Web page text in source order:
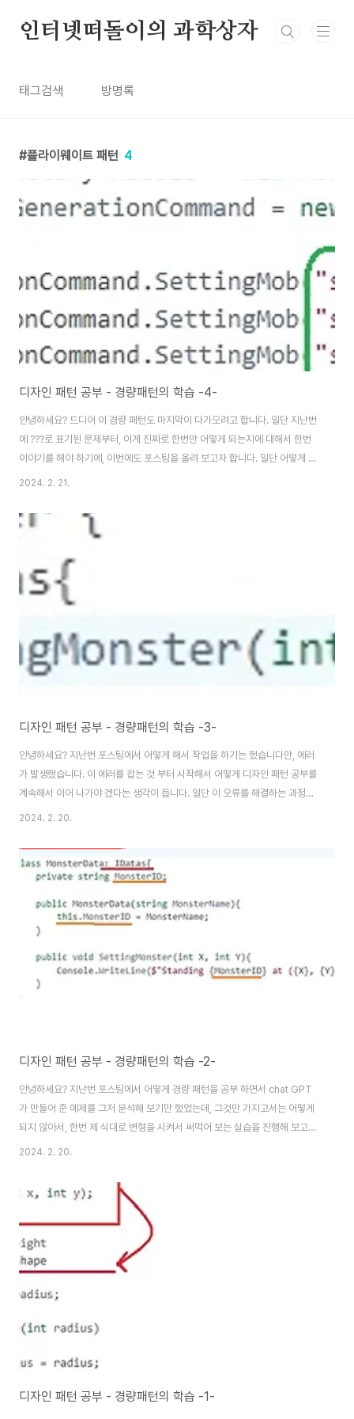
인터넷떠돌이의 과학상자
태그검색 방명록
플라이웨이트 패턴 4
디자인 패턴 공부 - 경량패턴의 학습 -4-
안녕하세요? 드디어 이 경량 패턴도 마지막이 다가오려고 합니다. 일단 지난번
에 ???로 표기된 문제부터, 이게 진짜로 한번만 어떻게 되는지에 대해서 한번
이야기를 해야 하기에, 이번에도 포스팅을 올려 보고자 합니다. 일단 어떻게 하
루 집중해서 일을 하고 나면, 다음날은 영 컨디션이 나오지 않는 현상이 계속해
중이라도 써먹기 위해서는 이 포스팅으로 정리를 해 놓아야 합니다. 혹시나 싶
어서 일단 한글로 된 몬스터의 이름을 일단 전부 영어로 바꾸어 보는 작업을 실
어떻게 해서 제대로 이름이 ???가 아니라 뜨는 것을 확인할 수 있기는 있었습
니다. 이제 다..
2024. 2. 21.
디자인 패턴 공부 - 경량패턴의 학습 -3-
안녕하세요? 지난번 포스팅에서 어떻게 해서 작업을 하기는 했습니다만, 에러
가 발생했습니다. 이 에러를 잡는 것 부터 시작해서 어떻게 디자인 패턴 공부를
계속해서 이어 나가야 겠다는 생각이 듭니다. 일단 이 오류를 해결하는 과정을
짧게 담아본 다음에, 한번 작업을 이어나가도록 해 보겠습니다. 바로 먼저 문제
를 상속받은 클래스가 사용할 메서드와 매개변수는 미리미리 여기서 선언을 해
주어야 간단하게 사용이 가능합니다. 그 다음으로는 3개의 매개변수가 들어가
서 에러가 생겼다고 하는 메세지를 볼 수 있었습니다. 이걸 어떻게 해결하는가
는 간단한데, 어디서 문제인지를 찾아야 합니다. 다음으로는 위 스클니샷에서
볼 수 있는 것처럼 일단 몬스..
2024. 2. 20.
디자인 패턴 공부 - 경량패턴의 학습 -2-
안녕하세요? 지난번 포스팅에서 어떻게 경량 패턴을 공부 하면서 chat GPT
가 만들어 준 예제를 그저 분석해 보기만 했었는데, 그것만 가지고서는 어떻게
되지 않아서, 한번 제 식대로 변형을 시켜서 써먹어 보는 실습을 진행해 보고자
했습니다. 일단 이렇게 까지 할 필요가 있느냐 하지만, 이렇게 안 하면 제 것으
IDatas를 선언해 주고 나서, 다음으로 몬스터 데이터라는 클래스를 만들어 주
도록 합니다. 여기서 중요한 것은 역시 클래스명을 선언하고 나서 public 클래
스 명으로 클래스가 선언이 될 때 매개변수를 받아올 수 있도록 만드는 것 입니
다. 그 다음으로 몬스터를 생성하기 위한 몬스터 팩토리 클래스를 만들어 보도
록 합니다. 여기..
2024. 2. 20.
디자인 패턴 공부 - 경량패턴의 학습 -1-